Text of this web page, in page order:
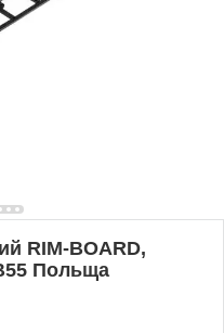
RIM-BOARD,
Польща